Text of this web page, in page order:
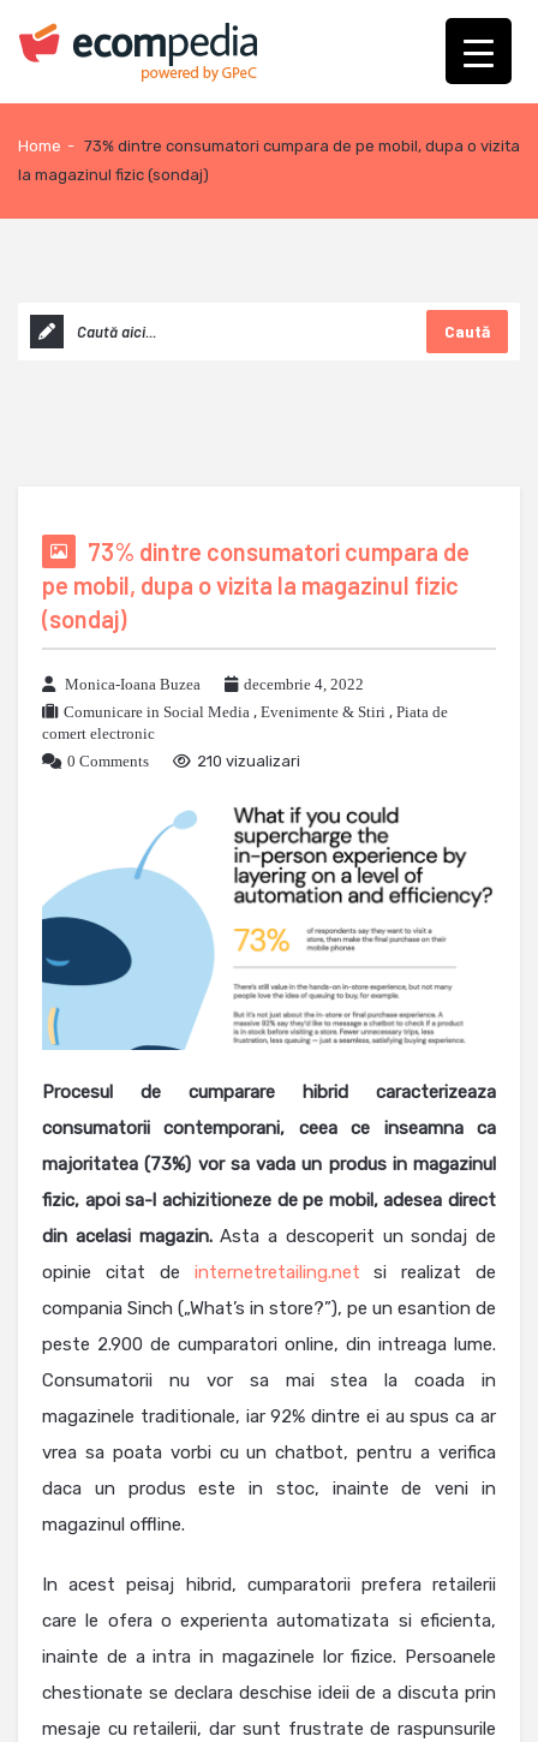
Home - 73% dintre consumatori cumpara de pe mobil, dupa o vizita
la magazinul fizic (sondaj)
Caută
73% dintre consumatori cumpara de
pe mobil, dupa o vizita la magazinul fizic
(sondaj)
Monica-Ioana Buzea
decembrie 4, 2022
Comunicare in Social Media , Evenimente & Stiri , Piata de
comert electronic
0 Comments
210 vizualizari
Procesul de cumparare hibrid caracterizeaza
consumatorii contemporani, ceea ce inseamna ca
majoritatea (73%) vor sa vada un produs in magazinul
fizic, apoi sa-l achizitioneze de pe mobil, adesea direct
din acelasi magazin.Asta a descoperit un sondaj de
opinie citat de internetretailing.net si realizat de
compania Sinch („What’s in store?”), pe un esantion de
peste 2.900 de cumparatori online, din intreaga lume.
Consumatorii nu vor sa mai stea la coada in
magazinele traditionale, iar 92% dintre ei au spus ca ar
vrea sa poata vorbi cu un chatbot, pentru a verifica
daca un produs este in stoc, inainte de veni in
magazinul offline.
In acest peisaj hibrid, cumparatorii prefera retailerii
care le ofera o experienta automatizata si eficienta,
inainte de a intra in magazinele lor fizice. Persoanele
chestionate se declara deschise ideii de a discuta prin
mesaje cu retailerii, dar sunt frustrate de raspunsurile